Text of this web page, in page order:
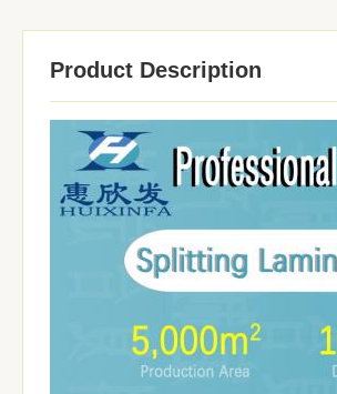
Product Description